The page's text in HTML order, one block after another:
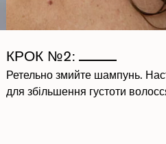
КРОК №2:
Ретельно змийте шампунь.
для збільшення густоти